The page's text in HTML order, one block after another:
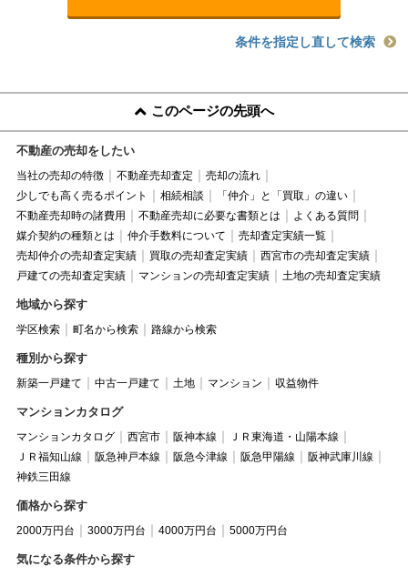
条件を指定し直して検索
このページの先頭へ
不動産の売却をしたい
当社の売却の特徴 不動産売却査定
売却の流れ
少しでも高く売るポイント
相続相談
「仲介」と「買取」の違い
不動産売却時の諸費用
不動産売却に必要な書類とは
よくある質問
媒介契約の種類とは
仲介手数料について
売却査定実績一覧
売却仲介の売却査定実績
買取の売却査定実績
西宮市の売却査定実績
戸建ての売却査定実績
マンションの売却査定実績 土地の売却査定実績
地域から探す
学区検索 町名から検索 路線から検索
種別から探す
新築一戸建て 中古一戸建て 土地 マンション 収益物件
マンションカタログ
マンションカタログ 西宮市 阪神本線
ＪＲ東海道・山陽本線
ＪＲ福知山線
阪急神戸本線 阪急今津線 阪急甲陽線
阪神武庫川線
神鉄三田線
価格から探す
2000万円台 3000万円台 4000万円台 5000万円台
気になる条件から探す